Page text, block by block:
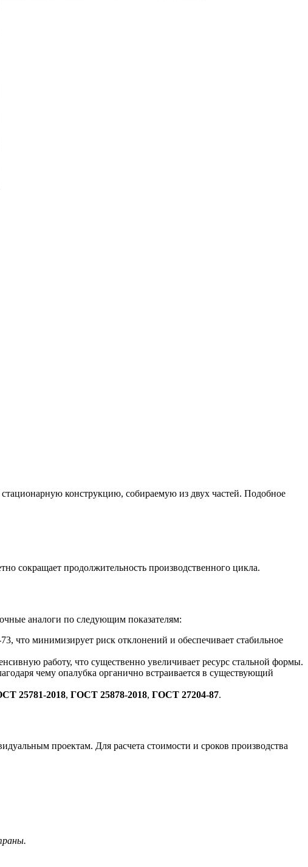
конструкцию, собираемую из двух частей. Подобное
сокращает продолжительность производственного цикла.
аналоги по следующим показателям:
что минимизирует риск отклонений и обеспечивает стабильное
работу, что существенно увеличивает ресурс стальной формы.
чему опалубка органично встраивается в существующий
25781-2018, ГОСТ 25878-2018, ГОСТ 27204-87.
проектам. Для расчета стоимости и сроков производства